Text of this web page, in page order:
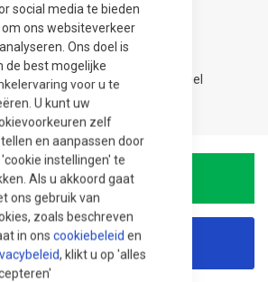
social media te bieden
om ons websiteverkeer
Ons doel is
de best mogelijke
voor u te
U kunt uw
zelf
en aanpassen door
instellingen' te
Als u akkoord gaat
ons gebruik van
zoals beschreven
in ons cookiebeleid en
, klikt u op 'alles
meer te bestellen om eventueel
In Winkelwagen
Korting aanvragen